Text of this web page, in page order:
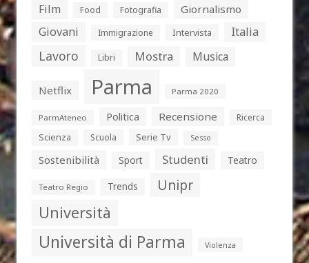
Film Food Fotografia Giornalismo
Giovani Immigrazione Intervista Italia
Lavoro Libri Mostra Musica
Netflix Parma Parma 2020
ParmAteneo Politica Recensione
Ricerca
Scienza
Scuola Serie Tv Sesso
Sostenibilità Sport Studenti Teatro
Teatro Regio Trends Unipr
Università
Università di Parma Violenza